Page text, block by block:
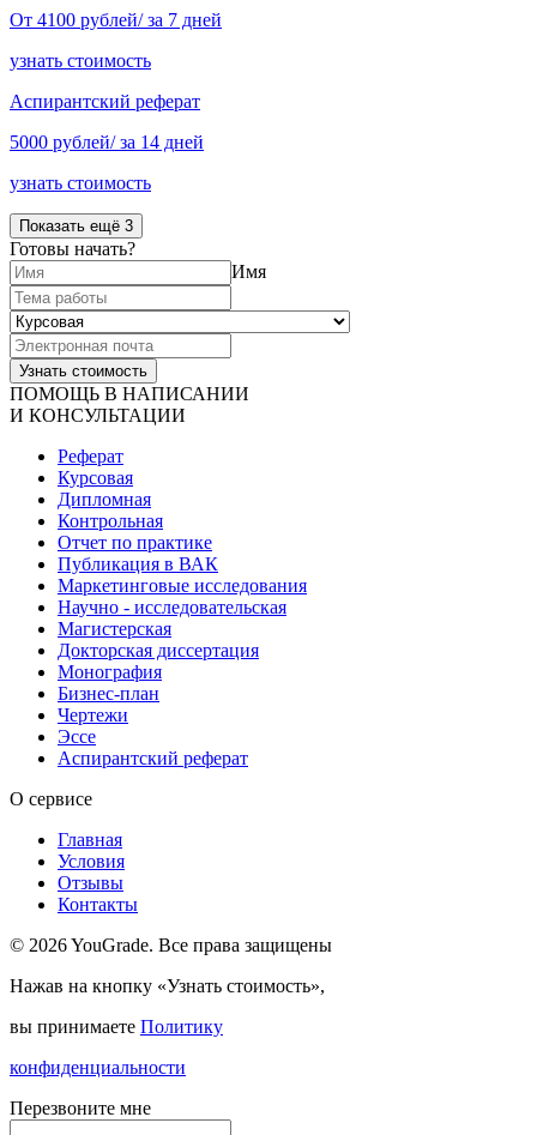
От 4100 рублей/ за 7 дней
узнать стоимость
Аспирантский реферат
5000 рублей/ за 14 дней
узнать стоимость
Показать ещё 3
Готовы начать?
Имя
ПОМОЩЬ В НАПИСАНИИ
И КОНСУЛЬТАЦИИ
Реферат
Курсовая
Дипломная
Контрольная
Отчет по практике
Публикация в ВАК
Маркетинговые исследования
Научно - исследовательская
Магистерская
Докторская диссертация
Монография
Бизнес-план
Чертежи
Эссе
Аспирантский реферат
О сервисе
Главная
Условия
Отзывы
Контакты
© 2026 YouGrade. Все права защищены
Нажав на кнопку «Узнать стоимость»,
вы принимаете Политику
конфиденциальности
Перезвоните мне